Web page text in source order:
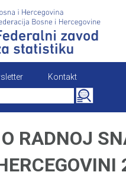
Kontakt
Search
for:
RADNOJ